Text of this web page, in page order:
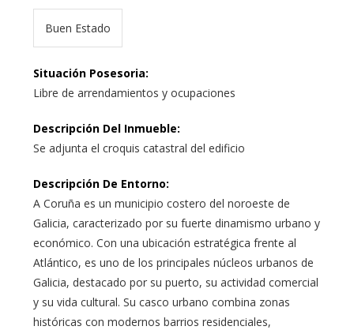
Buen Estado
Situación Posesoria:
Libre de arrendamientos y ocupaciones
Descripción Del Inmueble:
Se adjunta el croquis catastral del edificio
Descripción De Entorno:
A Coruña es un municipio costero del noroeste de
Galicia, caracterizado por su fuerte dinamismo urbano y
económico. Con una ubicación estratégica frente al
Atlántico, es uno de los principales núcleos urbanos de
Galicia, destacado por su puerto, su actividad comercial
y su vida cultural. Su casco urbano combina zonas
históricas con modernos barrios residenciales,